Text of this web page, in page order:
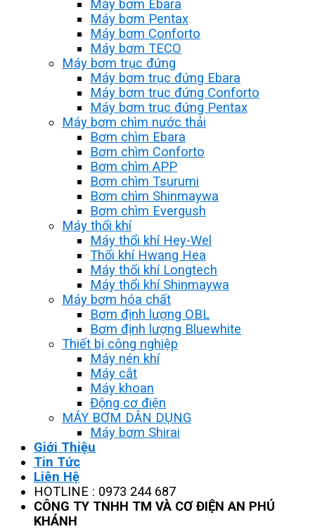
Máy bơm Ebara
Máy bơm Pentax
Máy bơm Conforto
Máy bơm TECO
Máy bơm trục đứng
Máy bơm trục đứng Ebara
Máy bơm trục đứng Conforto
Máy bơm trục đứng Pentax
Máy bơm chìm nước thải
Bơm chìm Ebara
Bơm chìm Conforto
Bơm chìm APP
Bơm chìm Tsurumi
Bơm chìm Shinmaywa
Bơm chìm Evergush
Máy thổi khí
Máy thổi khí Hey-Wel
Thổi khí Hwang Hea
Máy thổi khí Longtech
Máy thổi khí Shinmaywa
Máy bơm hóa chất
Bơm định lượng OBL
Bơm định lượng Bluewhite
Thiết bị công nghiệp
Máy nén khí
Máy cắt
Máy khoan
Động cơ điện
MÁY BƠM DÂN DỤNG
Máy bơm Shirai
Giới Thiệu
Tin Tức
Liên Hệ
HOTLINE : 0973 244 687
CÔNG TY TNHH TM VÀ CƠ ĐIỆN AN PHÚ
KHÁNH